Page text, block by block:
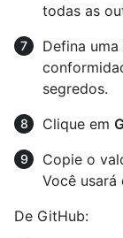
todas as
Defina
segredos.
Clique em
Copie o
Você usará
De GitHub: